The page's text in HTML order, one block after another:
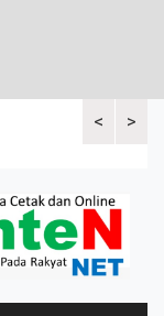
<
Bupati>